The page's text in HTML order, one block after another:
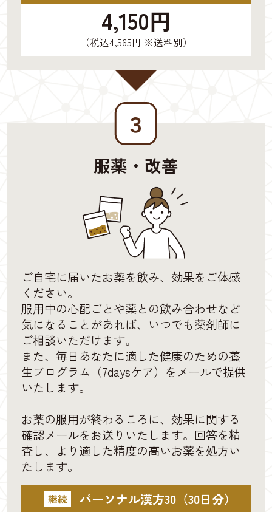
4,150円
（税込4,565円 ※送料別）
３
服薬・改善
ご自宅に届いたお薬を飲み、効果をご体感
ください。
服用中の心配ごとや薬との飲み合わせなど
気になることがあれば、いつでも薬剤師に
ご相談いただけます。
また、毎日あなたに適した健康のための養
生プログラム（7daysケア）をメールで提供
いたします。
お薬の服用が終わるころに、効果に関する
確認メールをお送りいたします。回答を精
査し、より適した精度の高いお薬を処方い
たします。
継続 パーソナル漢方30（30日分）